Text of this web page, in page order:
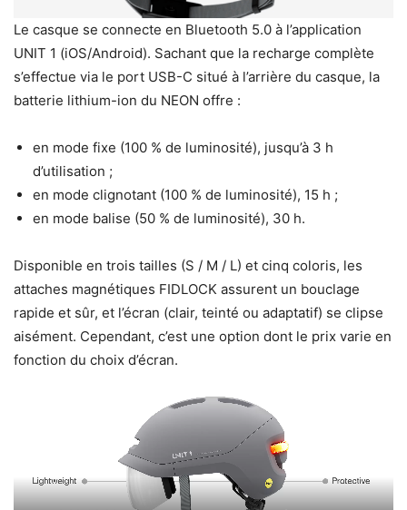
Le casque se connecte en Bluetooth 5.0 à l’application
UNIT 1 (iOS/Android). Sachant que la recharge complète
s’effectue via le port USB-C situé à l’arrière du casque, la
batterie lithium-ion du NEON offre :
en mode fixe (100 % de luminosité), jusqu’à 3 h
d’utilisation ;
en mode clignotant (100 % de luminosité), 15 h ;
en mode balise (50 % de luminosité), 30 h.
Disponible en trois tailles (S / M / L) et cinq coloris, les
attaches magnétiques FIDLOCK assurent un bouclage
rapide et sûr, et l’écran (clair, teinté ou adaptatif) se clipse
aisément. Cependant, c’est une option dont le prix varie en
fonction du choix d’écran.